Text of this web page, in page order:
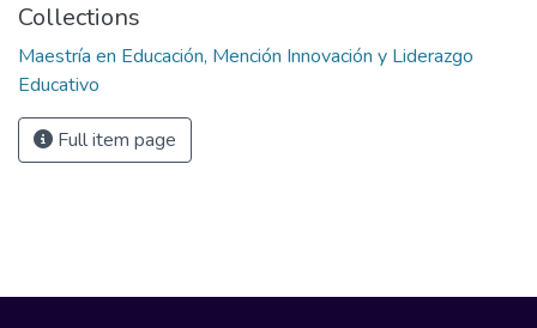
Collections
Maestría en Educación, Mención Innovación y Liderazgo
Educativo
Full item page